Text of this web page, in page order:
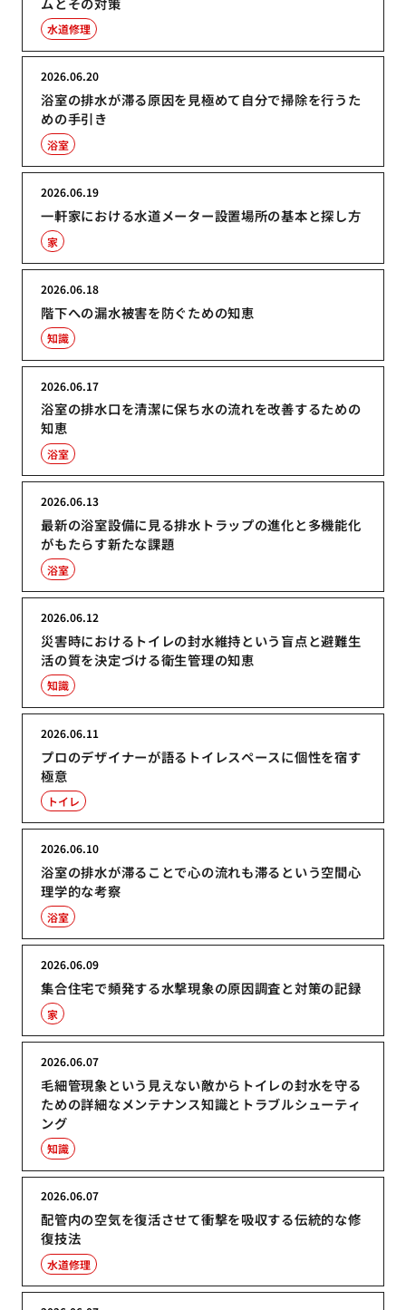
水道修理
浴室の排水が滞る原因を見極めて自分で掃除を行うた
めの手引き
2026.06.20
浴室
一軒家における水道メーター設置場所の基本と探し方
2026.06.19
家
階下への漏水被害を防ぐための知恵
2026.06.18
知識
浴室の排水口を清潔に保ち水の流れを改善するための
知恵
2026.06.17
浴室
最新の浴室設備に見る排水トラップの進化と多機能化
がもたらす新たな課題
2026.06.13
浴室
災害時におけるトイレの封水維持という盲点と避難生
活の質を決定づける衛生管理の知恵
2026.06.12
知識
プロのデザイナーが語るトイレスペースに個性を宿す
極意
2026.06.11
トイレ
浴室の排水が滞ることで心の流れも滞るという空間心
理学的な考察
2026.06.10
浴室
集合住宅で頻発する水撃現象の原因調査と対策の記録
2026.06.09
家
毛細管現象という見えない敵からトイレの封水を守る
ための詳細なメンテナンス知識とトラブルシューティ
ング
2026.06.07
知識
配管内の空気を復活させて衝撃を吸収する伝統的な修
復技法
2026.06.07
水道修理